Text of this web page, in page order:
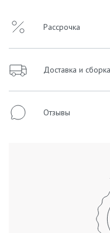
Рассрочка
Доставка и сборка
Отзывы